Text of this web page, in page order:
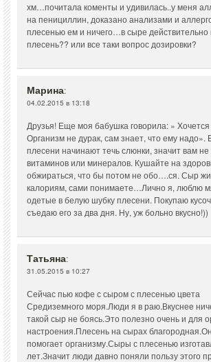
хм…почитала коменты и удивилась..у меня
на пенициллин, доказано анализами и
плесенью ем и ничего…в сыре
плесень?? или все таки вопрос дозировки?
Марина:
04.02.2015 в 13:18
Друзья! Еще моя бабушка говорила: »
Организм не дурак, сам знает, что ему надо».
плесени начинают течь слюнки, значит вам не
витаминов или минералов. Кушайте на
обжираться, что бы потом не обо….ся. Сыр
калориям, сами понимаете…Лично я, люблю
одетые в белую шубку плесени. Покупаю
съедаю его за два дня. Ну, уж больно вкусно!))
Татьяна:
31.05.2015 в 10:27
Сейчас пью кофе с сыром с плесенью цвета
Средиземного моря.Люди я в раю.Вкуснее
такой сыр не боясь.Это полезно очень и для
настроения.Плесень на сырах
помогает организму.Сыры с плесенью
лет.Значит люди давно поняли пользу этого